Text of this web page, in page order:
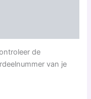
de
van je